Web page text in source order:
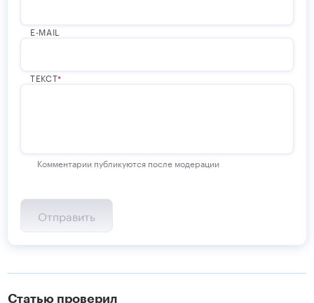
E-MAIL
ТЕКСТ
Комментарии публикуются после модерации
Статью проверил